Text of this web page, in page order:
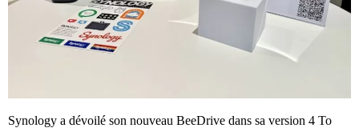
Synology a dévoilé son nouveau BeeDrive dans sa version 4 To